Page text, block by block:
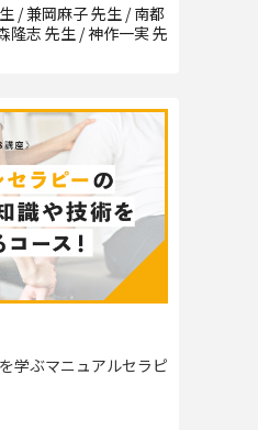
/ 兼岡麻子 先生 / 南都
隆志 先生 / 神作一実 先
学ぶマニュアルセラピ